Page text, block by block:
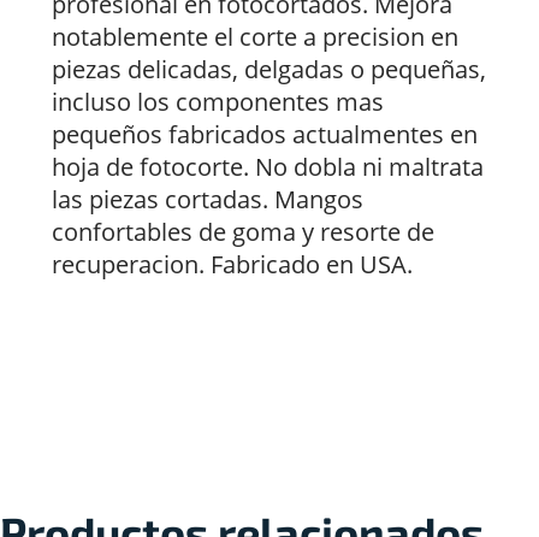
notablemente el corte a precision en
piezas delicadas, delgadas o pequeñas,
incluso los componentes mas
pequeños fabricados actualmentes en
hoja de fotocorte. No dobla ni maltrata
las piezas cortadas. Mangos
confortables de goma y resorte de
recuperacion. Fabricado en USA.